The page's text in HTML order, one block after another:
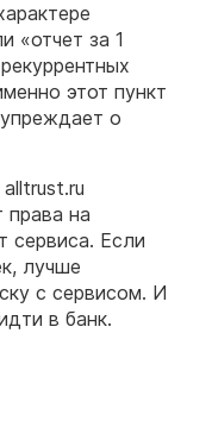
«отчет за 1
этот пункт
о
на
сервиса. Если
лучше
с сервисом. И
в банк.